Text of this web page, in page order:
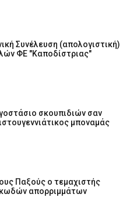
Συνέλευση (απολογιστική)
ΦE "Καποδίστριας"
σκουπιδιών σαν
μποναμάς
Παξούς ο τεμαχιστής
απορριμμάτων